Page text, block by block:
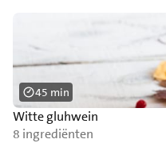
Witte gluhwein
8 ingrediënten
45 min